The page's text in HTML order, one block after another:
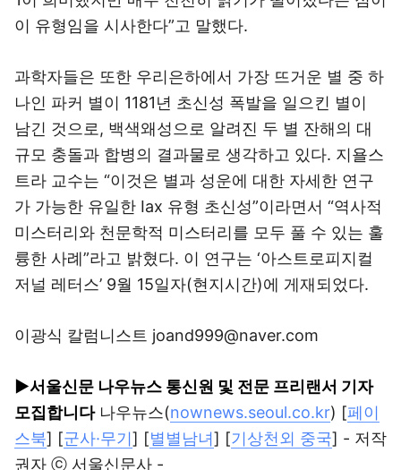
이 유형임을 시사한다”고 말했다.
과학자들은 또한 우리은하에서 가장 뜨거운 별 중 하
나인 파커 별이 1181년 초신성 폭발을 일으킨 별이
남긴 것으로, 백색왜성으로 알려진 두 별 잔해의 대
규모 충돌과 합병의 결과물로 생각하고 있다. 지욜스
트라 교수는 “이것은 별과 성운에 대한 자세한 연구
가 가능한 유일한 Iax 유형 초신성”이라면서 “역사적
미스터리와 천문학적 미스터리를 모두 풀 수 있는 훌
륭한 사례”라고 밝혔다. 이 연구는 ‘아스트로피지컬
저널 레터스’ 9월 15일자(현지시간)에 게재되었다.
이광식 칼럼니스트 joand999@naver.com
▶서울신문 나우뉴스 통신원 및 전문 프리랜서 기자
모집합니다나우뉴스(nownews.seoul.co.kr) [페이
스북] [군사·무기] [별별남녀] [기상천외 중국] - 저작
권자 ⓒ 서울신문사 -